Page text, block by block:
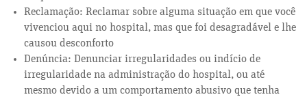
Reclamação: Reclamar sobre alguma situação em que você
vivenciou aqui no hospital, mas que foi desagradável e lhe
causou desconforto
Denúncia: Denunciar irregularidades ou indício de
irregularidade na administração do hospital, ou até
mesmo devido a um comportamento abusivo que tenha